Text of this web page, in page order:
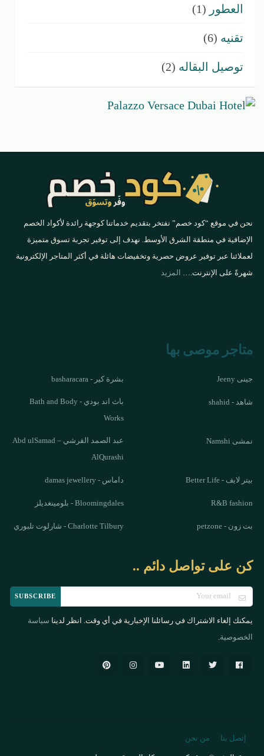
العطور (1)
تقنيه (6)
توصيل البقاله (2)
نحن في موقع “كود خصم” نفتخر بتقديم خدماتنا كوجهة رائدة لأكواد الخصم
الإضافية في منطقة الشرق الأوسط. نهدف إلى توفير تجربة تسوق متميزة
لعملائنا عبر توفير عروض حصرية وتخفيضات هائلة في أكثر المتاجر الإلكترونية
شهرةً على الإنترنت.…
المزيد
متاجر موصى بها
جينى Jeeny بشرة كير - basharacara
شاهد - shahid
باث اند بودي - Bath and Body
Works
نمشى Namshi
عبد الصمد القرشي – Abd ulSamad
AlQurashi
بيتر لايف - Better Life داماس - damas jewellery
R&B fashion Bloomingdales - بلومينغديلز
بت زون - petzone Charlotte Tilbury - شارلوت تلبوري
كن على تواصل دائم ..
SUBSCRIBE
يمكنك إلغاء الاشتراك في رسائلنا الإخبارية في أي وقت. انظر لدينا سياسة
الخصوصية.
إتصل بنا من نحن